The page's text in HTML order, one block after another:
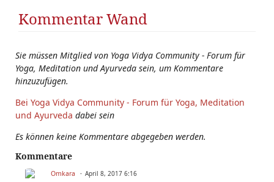
Kommentar Wand
Sie müssen Mitglied von Yoga Vidya Community - Forum für
Yoga, Meditation und Ayurveda sein, um Kommentare
hinzuzufügen.
Bei Yoga Vidya Community - Forum für Yoga, Meditation
und Ayurveda dabei sein
Es können keine Kommentare abgegeben werden.
Kommentare
Omkara April 8, 2017 6:16